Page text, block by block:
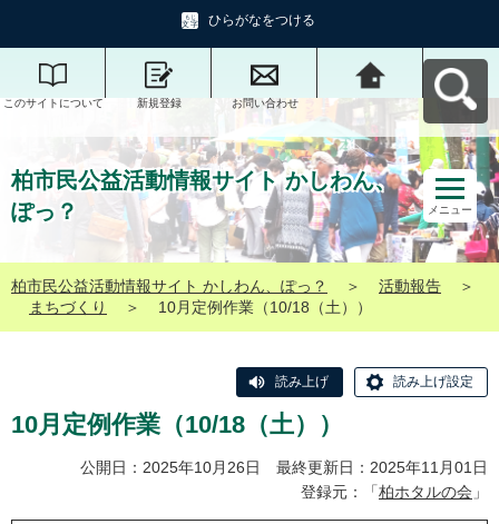
ひらがなをつける
このサイトについて 新規登録 お問い合わせ
柏市民公益活動情報
サイト かしわん、ぽ
っ？へ戻る
柏市民公益活動情報サイト かしわん、
ぽっ？
メニュー
柏市民公益活動情報サイト かしわん、ぽっ？ ＞ 活動報告
＞
まちづくり
＞ 10月定例作業（10/18（土））
読み上げ 読み上げ設定
10月定例作業（10/18（土））
公開日：2025年10月26日 最終更新日：2025年11月01日
登録元：「柏ホタルの会 」